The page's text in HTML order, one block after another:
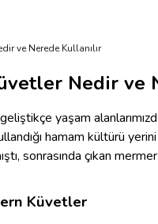
Nedir ve
yaşam
hamam kültürü
sonrasında çıkan
Küvetler